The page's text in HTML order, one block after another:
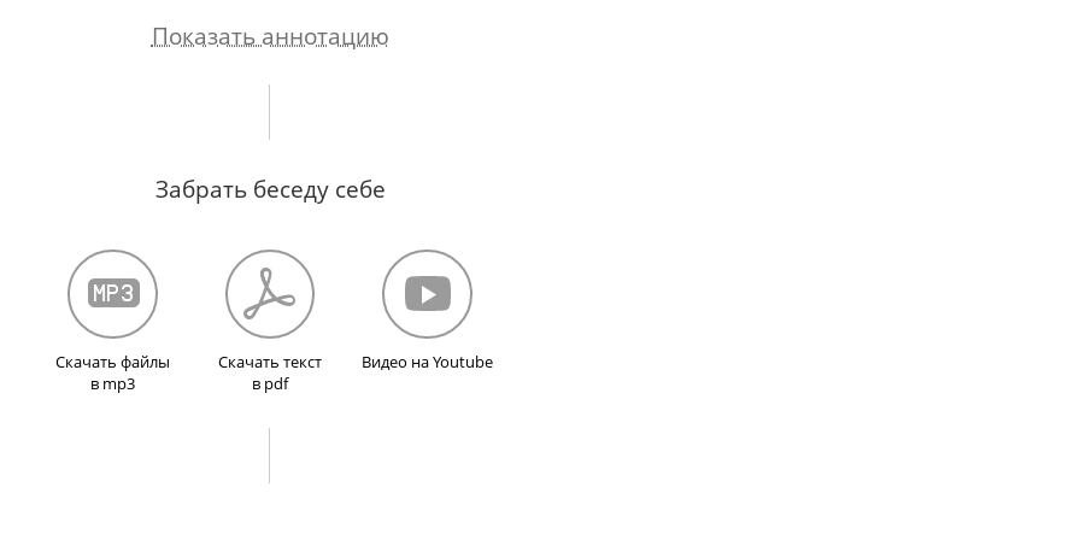
Первая голодовка.
Показать аннотацию
Забрать беседу себе
Скачать файлы
в mp3
Скачать текст
в pdf
Видео на Youtube